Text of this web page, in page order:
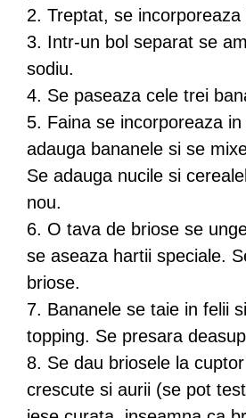
2. Treptat, se
3. Intr-un bol separat se
sodiu.
4. Se paseaza cele trei
5. Faina se incorporeaza
adauga bananele si se
Se adauga nucile si
nou.
6. O tava de briose se
se aseaza hartii speciale.
briose.
7. Bananele se taie in felii
topping. Se presara
8. Se dau briosele la
crescute si aurii (se pot